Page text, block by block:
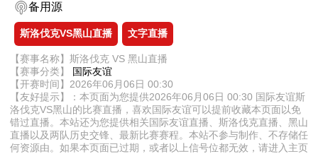
备用源
斯洛伐克VS黑山直播 文字直播
【赛事名称】斯洛伐克 VS 黑山直播
【赛事分类】 国际友谊
【开赛时间】2026年06月06日 00:30
【友好提示】：本页面为您提供2026年06月06日 00:30 国际友谊斯
洛伐克VS黑山的比赛直播，喜欢国际友谊可以提前收藏本页面以免
错过直播。本站还为您提供相关国际友谊直播、斯洛伐克直播、黑山
直播以及两队历史交锋、最新比赛赛程。本站不参与制作、不存储任
何资源由。如果本页面已过期，或者以上信号位都无效，请进入主页